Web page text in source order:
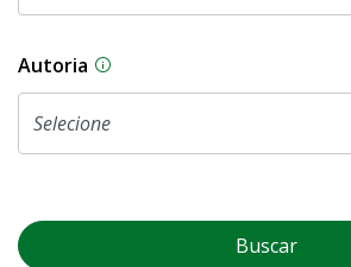
Autoria As proposições
Buscar